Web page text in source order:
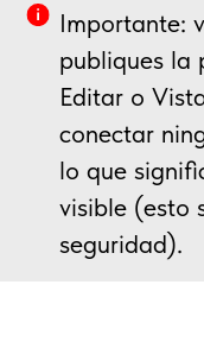
Importante:
publiques la
Editar o
conectar
lo que
visible (esto
seguridad).